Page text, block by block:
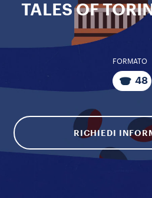
TALES OF
FORMATO
48
RICHIEDI